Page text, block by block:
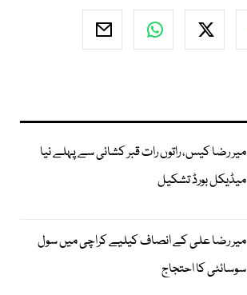
میر رضا کیس، راتوں رات قبر کشائی سے پہلے نیا
میڈیکل بورڈ تشکیل
میر رضا علی کے انصاف کیلیے کراچی میں سول
سوسائٹی کا احتجاج